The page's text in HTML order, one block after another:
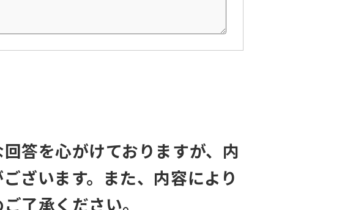
答を心がけておりますが、内
ざいます。また、内容により
了承ください。